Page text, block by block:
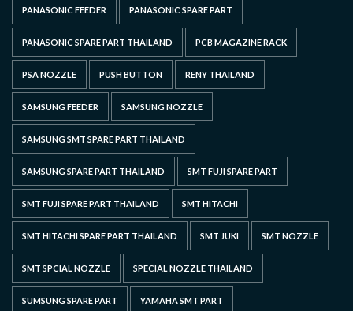
PANASONIC FEEDER PANASONIC SPARE PART
PANASONIC SPARE PART THAILAND PCB MAGAZINE RACK
PSA NOZZLE PUSH BUTTON RENY THAILAND
SAMSUNG FEEDER SAMSUNG NOZZLE
SAMSUNG SMT SPARE PART THAILAND
SAMSUNG SPARE PART THAILAND SMT FUJI SPARE PART
SMT FUJI SPARE PART THAILAND SMT HITACHI
SMT HITACHI SPARE PART THAILAND SMT JUKI SMT NOZZLE
SMT SPCIAL NOZZLE SPECIAL NOZZLE THAILAND
SUMSUNG SPARE PART YAMAHA SMT PART